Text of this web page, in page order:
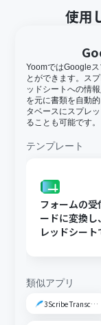
使用
YoomではGoogle
とができます。ス
ッドシートへの情
を元に書類を自動
タベースにスプレ
ることも可能です。
テンプレート
フォームの受
ードに変換
レッドシー
類似アプリ
3Scribe Transcription